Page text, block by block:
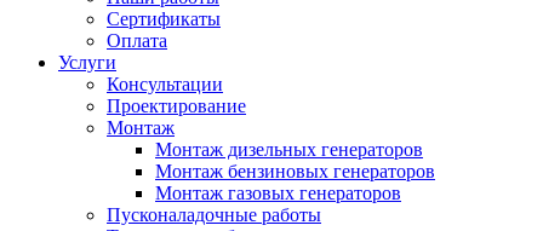
Сертификаты
Оплата
Услуги
Консультации
Проектирование
Монтаж
Монтаж дизельных генераторов
Монтаж бензиновых генераторов
Монтаж газовых генераторов
Пусконаладочные работы